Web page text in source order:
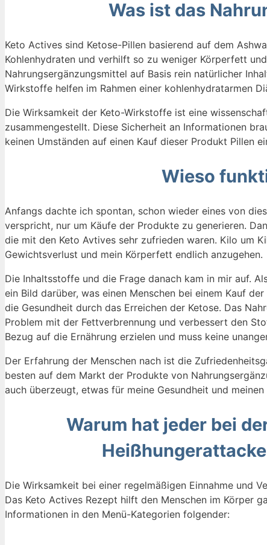
Was ist das
Keto Actives sind Ketose-Pillen basierend auf dem
Kohlenhydraten und verhilft so zu weniger Körperfett
Nahrungsergänzungsmittel auf Basis rein natürlicher
Wirkstoffe helfen im Rahmen einer kohlenhydratarmen
Die Wirksamkeit der Keto-Wirkstoffe ist eine
zusammengestellt. Diese Sicherheit an Informationen
keinen Umständen auf einen Kauf dieser Produkt Pillen
Wieso
Anfangs dachte ich spontan, schon wieder eines von
verspricht, nur um Käufe der Produkte zu generieren.
die mit den Keto Avtives sehr zufrieden waren. Kilo um
Gewichtsverlust und mein Körperfett endlich anzugehen.
Die Inhaltsstoffe und die Frage danach kam in mir auf.
ein Bild darüber, was einen Menschen bei einem Kauf
die Gesundheit durch das Erreichen der Ketose. Das
Problem mit der Fettverbrennung und verbessert den
Bezug auf die Ernährung erzielen und muss keine
Der Erfahrung der Menschen nach ist die
besten auf dem Markt der Produkte von
auch überzeugt, etwas für meine Gesundheit und
Warum hat jeder bei
Die Wirksamkeit bei einer regelmäßigen Einnahme und
Das Keto Actives Rezept hilft den Menschen im Körper
Informationen in den Menü-Kategorien folgender: